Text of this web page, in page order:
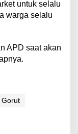
untuk selalu
warga selalu
APD saat akan
Gorut